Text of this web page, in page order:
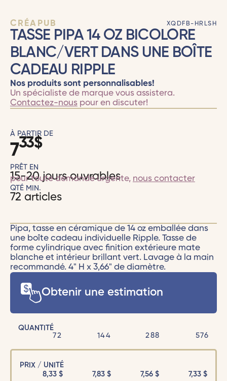
CRÉAPUB XQDFB-HRLSH
TASSE PIPA 14 OZ BICOLORE
BLANC/VERT DANS UNE BOÎTE
CADEAU RIPPLE
Nos produits sont personnalisables!
Un spécialiste de marque vous assistera.
Contactez-nouspour en discuter!
À PARTIR DE
733$
PRÊT EN
15-20 jours ouvrables
pour toute demande urgente, nous contacter
QTÉ MIN.
72 articles
Pipa, tasse en céramique de 14 oz emballée dans
une boîte cadeau individuelle Ripple. Tasse de
forme cylindrique avec finition extérieure mate
blanche et intérieur brillant vert. Lavage à la main
recommandé. 4" H x 3,66" de diamètre.
Obtenir une estimation
QUANTITÉ
72
144 288 576
PRIX / UNITÉ
8,33 $ 7,83$ 7,56$ 7,33$